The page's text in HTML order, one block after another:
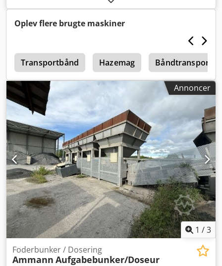
Dkjdszq S Hzjpfx Agvor -Transportbånd
Oplev flere brugte maskiner
Transportbånd Hazemag Båndtransportør
Annoncer
1 /3
Foderbunker / Dosering
Ammann Aufgabebunker/Doseur